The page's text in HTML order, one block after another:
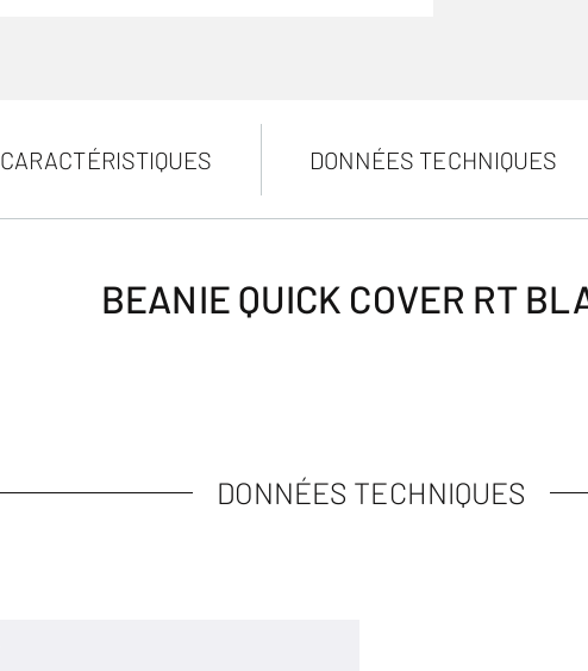
CARACTÉRISTIQUES DONNÉES TECHNIQUES
BEANIE QUICK COVER RT
DONNÉES TECHNIQUES